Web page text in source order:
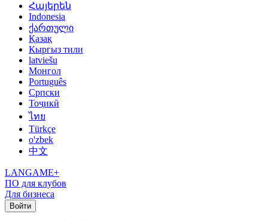
Հայերեն
Indonesia
ქართული
Қазақ
Кыргыз тили
latviešu
Монгол
Português
Српски
Тоҷикӣ
ไทย
Türkçe
o'zbek
中文
LANGAME+
ПО для клубов
Для бизнеса
Войти